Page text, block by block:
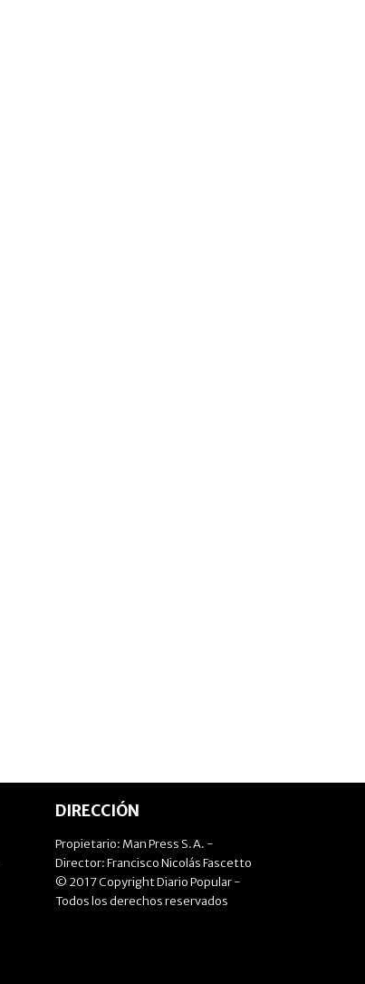
DIRECCIÓN
Propietario: Man Press S.A. -
Director: Francisco Nicolás Fascetto
© 2017 Copyright Diario Popular -
Todos los derechos reservados